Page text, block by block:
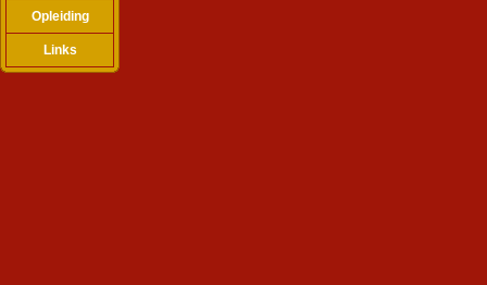
Opleiding
Links